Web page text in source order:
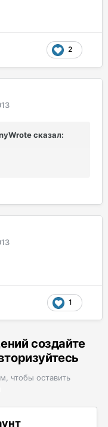
2
сказал:
1
создайте
чтобы оставить